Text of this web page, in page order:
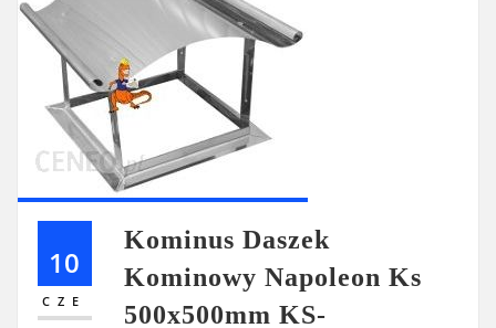
10
CZE
Kominus Daszek
Kominowy Napoleon Ks
500x500mm KS-